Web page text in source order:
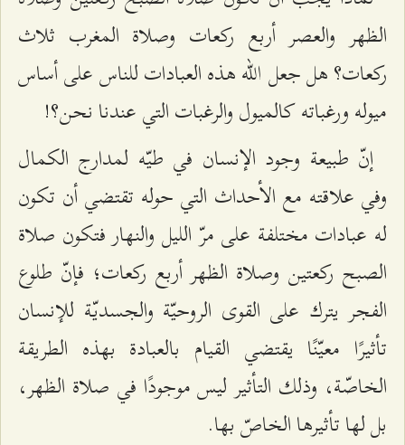
الظهر والعصر أربع ركعات وصلاة المغرب ثلاث
ركعات؟ هل جعل الله هذه العبادات للناس على أساس
ميوله ورغباته كالميول والرغبات التي عندنا نحن؟!
إنّ طبيعة وجود الإنسان في طيّه لمدارج الكمال
وفي علاقته مع الأحداث التي حوله تقتضي أن تكون
له عبادات مختلفة على مرّ الليل والنهار فتكون صلاة
الصبح ركعتين وصلاة الظهر أربع ركعات؛ فإنّ طلوع
الفجر يترك على القوى الروحيّة والجسديّة للإنسان
تأثيرًا معيّنًا يقتضي القيام بالعبادة بهذه الطريقة
الخاصّة، وذلك التأثير ليس موجودًا في صلاة الظهر،
بل لها تأثيرها الخاصّ بها.